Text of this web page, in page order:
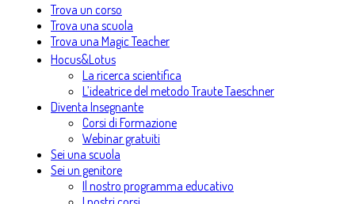
Trova un corso
Trova una scuola
Trova una Magic Teacher
Hocus&Lotus
La ricerca scientifica
L’ideatrice del metodo Traute Taeschner
Diventa Insegnante
Corsi di Formazione
Webinar gratuiti
Sei una scuola
Sei un genitore
Il nostro programma educativo